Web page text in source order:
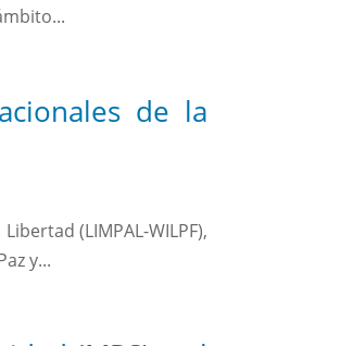
de la
(LIMPAL-WILPF),
y...